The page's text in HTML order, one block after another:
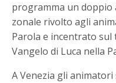
programma un
zonale rivolto agli
Parola e incentrato sul
Vangelo di Luca nella
A Venezia gli